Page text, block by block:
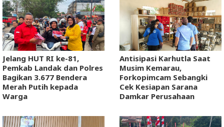
Jelang HUT RI ke-81,
Pemkab Landak dan Polres
Bagikan 3.677 Bendera
Merah Putih kepada
Warga
Antisipasi Karhutla Saat
Musim Kemarau,
Forkopimcam Sebangki
Cek Kesiapan Sarana
Damkar Perusahaan